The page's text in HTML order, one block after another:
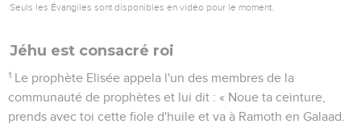
Seuls les Évangiles sont disponibles en vidéo pour le moment.
Jéhu est consacré roi
1 Le prophète Elisée appela l'un des membres de la
communauté de prophètes et lui dit : « Noue ta ceinture,
prends avec toi cette fiole d'huile et va à Ramoth en Galaad.